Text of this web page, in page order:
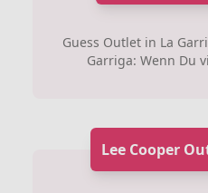
Guess Outlet in La
Garriga: Wenn Du
Lee Cooper